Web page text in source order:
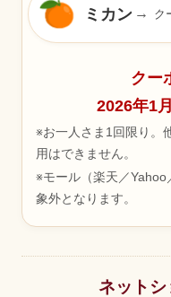
ミカン → ク
クー
2026年1
※お一人さま1回限り。
用はできません。
※モール（楽天／
象外となります。
ネット